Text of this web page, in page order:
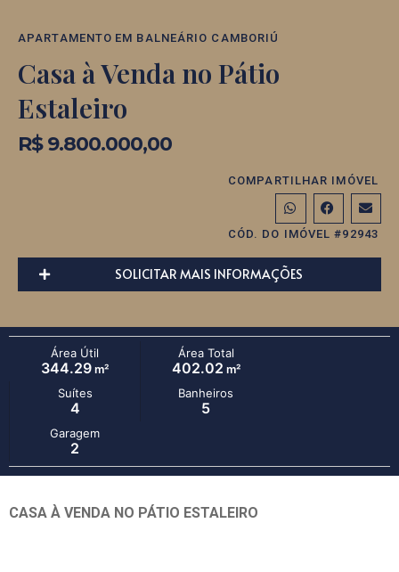
APARTAMENTO EM BALNEÁRIO CAMBORIÚ
Casa à Venda no Pátio
Estaleiro
R$ 9.800.000,00
COMPARTILHAR IMÓVEL
CÓD. DO IMÓVEL #92943
SOLICITAR MAIS INFORMAÇÕES
Área Útil
344.29m²
Área Total
402.02 m²
Suítes
4
Banheiros
5
Garagem
2
CASA À VENDA NO PÁTIO ESTALEIRO